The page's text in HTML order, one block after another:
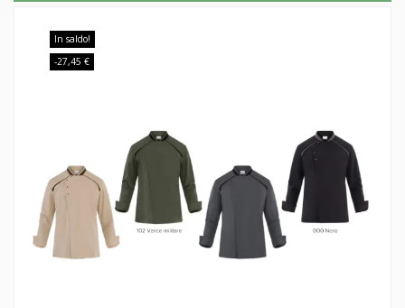
In saldo!
-27,45 €